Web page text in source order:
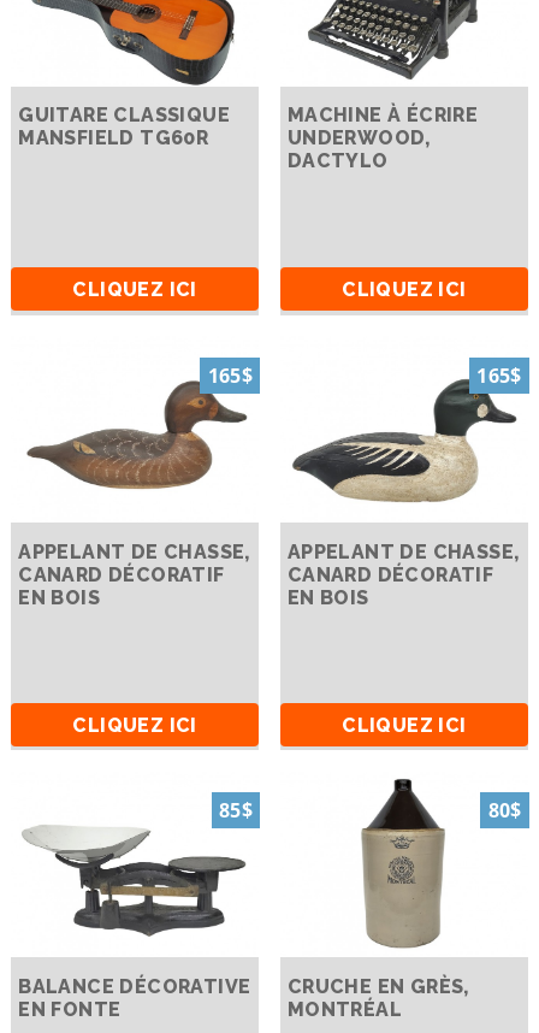
GUITARE CLASSIQUE
MANSFIELD TG60R
CLIQUEZ ICI
MACHINE À ÉCRIRE
UNDERWOOD,
DACTYLO
CLIQUEZ ICI
165$
APPELANT DE CHASSE,
CANARD DÉCORATIF
EN BOIS
CLIQUEZ ICI
165$
APPELANT DE CHASSE,
CANARD DÉCORATIF
EN BOIS
CLIQUEZ ICI
85$
BALANCE DÉCORATIVE
EN FONTE
80$
CRUCHE EN GRÈS,
MONTRÉAL